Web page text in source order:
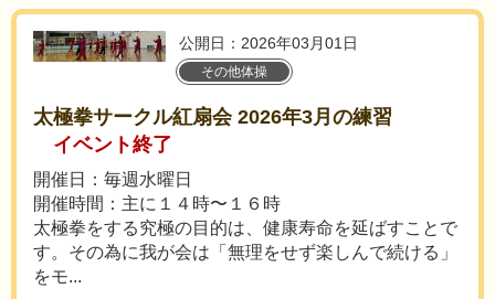
公開日：2026年03月01日
その他体操
太極拳サークル紅扇会 2026年3月の練習
イベント終了
開催日：毎週水曜日
開催時間：主に１４時〜１６時
太極拳をする究極の目的は、健康寿命を延ばすことで
す。その為に我が会は「無理をせず楽しんで続ける」
をモ...